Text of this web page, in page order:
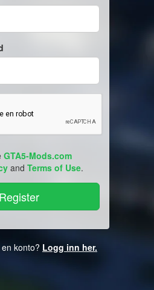
GTA5-Mods.com
and Terms of Use.
konto? Logg inn her.